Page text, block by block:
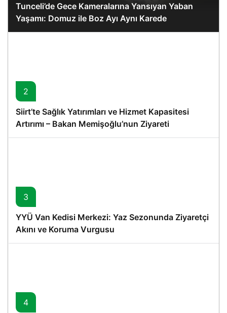
Tunceli’de Gece Kameralarına Yansıyan Yaban
Yaşamı: Domuz ile Boz Ayı Aynı Karede
2
Siirt’te Sağlık Yatırımları ve Hizmet Kapasitesi
Artırımı – Bakan Memişoğlu’nun Ziyareti
3
YYÜ Van Kedisi Merkezi: Yaz Sezonunda Ziyaretçi
Akını ve Koruma Vurgusu
4